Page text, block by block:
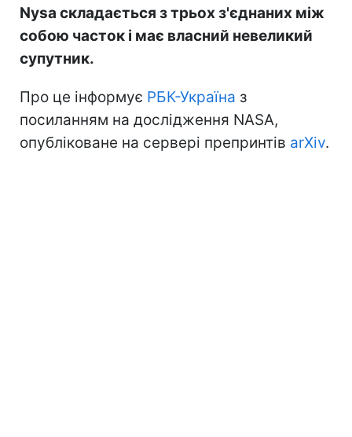
Nysa складається з трьох з'єднаних між
собою часток і має власний невеликий
супутник.
Про це інформує РБК-Україна з
посиланням на дослідження NASA,
опубліковане на сервері препринтів arXiv.